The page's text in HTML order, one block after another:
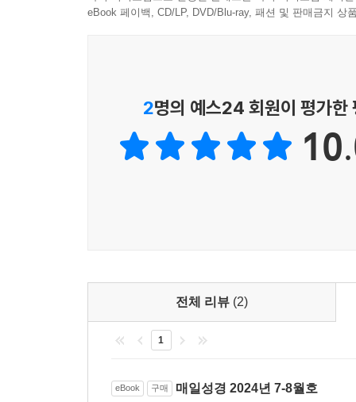
그리고자 합니다.
한국성서유니온 50주년 특별 기획 연재 ? 다시, 새
한국성서유니온은 설립 50주년(2022년)과 「매
것입니다.
묵상 방법을 알아도 성경을 모르면 길을 잃습니
본문의 큰 그림, 중요한 지점, 생각할 주제를 다
본문 해설
eBook 페이백, CD/LP, DVD/Blu-ray, 패션 및 판매금지 상
2명의 예스24 회원이 평가한
전체 리뷰 (2)
1
eBook 구매 매일성경 2024년 7-8월호